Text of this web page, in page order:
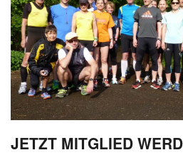
JETZT MITGLIED